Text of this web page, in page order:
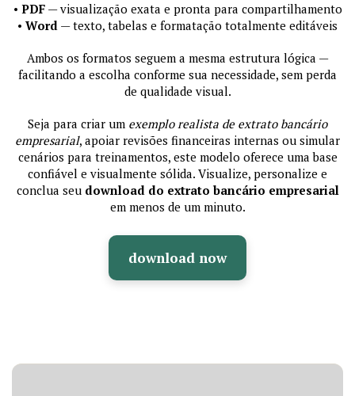
• PDF— visualização exata e pronta para compartilhamento
• Word — texto, tabelas e formatação totalmente editáveis
Ambos os formatos seguem a mesma estrutura lógica —
facilitando a escolha conforme sua necessidade, sem perda
de qualidade visual.
Seja para criar um exemplo realista de extrato bancário
empresarial, apoiar revisões financeiras internas ou simular
cenários para treinamentos, este modelo oferece uma base
confiável e visualmente sólida. Visualize, personalize e
conclua seu download do extrato bancário empresarial
em menos de um minuto.
download now